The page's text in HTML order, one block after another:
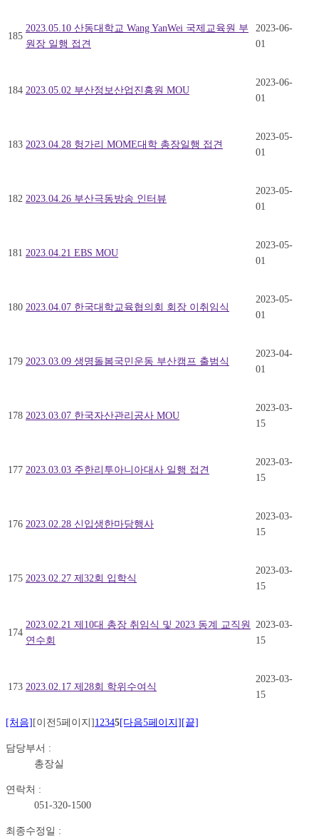
185
2023.05.10 산동대학교 Wang YanWei 국제교육원 부
원장 일행 접견
2023-06-
01
184 2023.05.02 부산정보산업진흥원 MOU
2023-06-
01
183 2023.04.28 헝가리 MOME대학 총장일행 접견
2023-05-
01
182 2023.04.26 부산극동방송 인터뷰
2023-05-
01
181 2023.04.21 EBS MOU
2023-05-
01
180 2023.04.07 한국대학교육협의회 회장 이취임식
2023-05-
01
179 2023.03.09 생명돌봄국민운동 부산캠프 출범식
2023-04-
01
178 2023.03.07 한국자산관리공사 MOU
2023-03-
15
177 2023.03.03 주한리투아니아대사 일행 접견
2023-03-
15
176 2023.02.28 신입생한마당행사
2023-03-
15
175 2023.02.27 제32회 입학식
2023-03-
15
174
2023.02.21 제10대 총장 취임식 및 2023 동계 교직원
연수회
2023-03-
15
173 2023.02.17 제28회 학위수여식
2023-03-
15
[처음][이전5페이지]1 2345[다음5페이지][끝]
담당부서 :
총장실
연락처 :
051-320-1500
최종수정일 :